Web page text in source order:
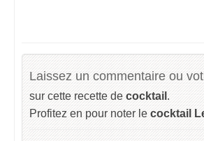
Laissez un commentaire ou
sur cette recette de cocktail .
Profitez en pour noter le cocktail